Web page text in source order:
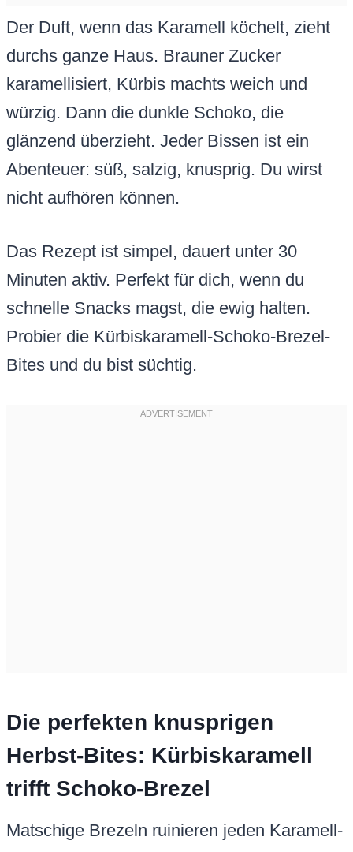
Der Duft, wenn das Karamell köchelt, zieht
durchs ganze Haus. Brauner Zucker
karamellisiert, Kürbis machts weich und
würzig. Dann die dunkle Schoko, die
glänzend überzieht. Jeder Bissen ist ein
Abenteuer: süß, salzig, knusprig. Du wirst
nicht aufhören können.
Das Rezept ist simpel, dauert unter 30
Minuten aktiv. Perfekt für dich, wenn du
schnelle Snacks magst, die ewig halten.
Probier die Kürbiskaramell-Schoko-Brezel-
Bites und du bist süchtig.
Die perfekten knusprigen
Herbst-Bites: Kürbiskaramell
trifft Schoko-Brezel
Matschige Brezeln ruinieren jeden Karamell-